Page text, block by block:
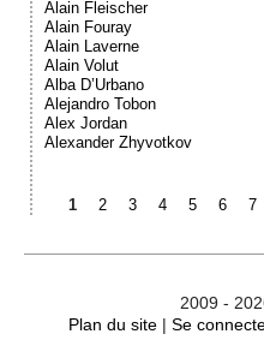
Alain Fleischer
Alain Fouray
Alain Laverne
Alain Volut
Alba D’Urbano
Alejandro Tobon
Alex Jordan
Alexander Zhyvotkov
1 2 3 4 5 6 7
2009 -
Plan du site| Se